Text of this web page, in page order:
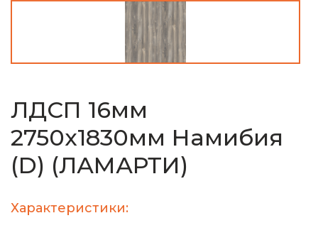
ЛДСП 16мм
2750х1830мм Намибия
(D) (ЛАМАРТИ)
Характеристики: